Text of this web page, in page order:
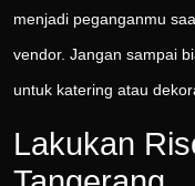
menjadi peganganmu
vendor. Jangan sampai
untuk katering atau
Lakukan